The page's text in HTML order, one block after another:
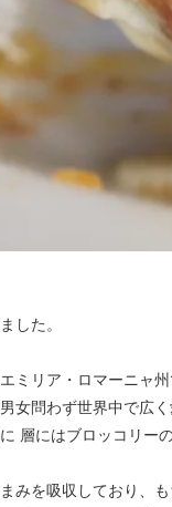
した。
ミリア・ロマーニャ
女問わず世界中で広
層にはブロッコリー
みを吸収しており、